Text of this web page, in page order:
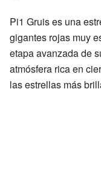
Pi1 Gruis es una
gigantes rojas muy
etapa avanzada de
atmósfera rica en
las estrellas más